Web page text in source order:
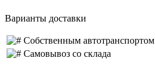
Варианты доставки
Собственным автотранспортом
Самовывоз со склада